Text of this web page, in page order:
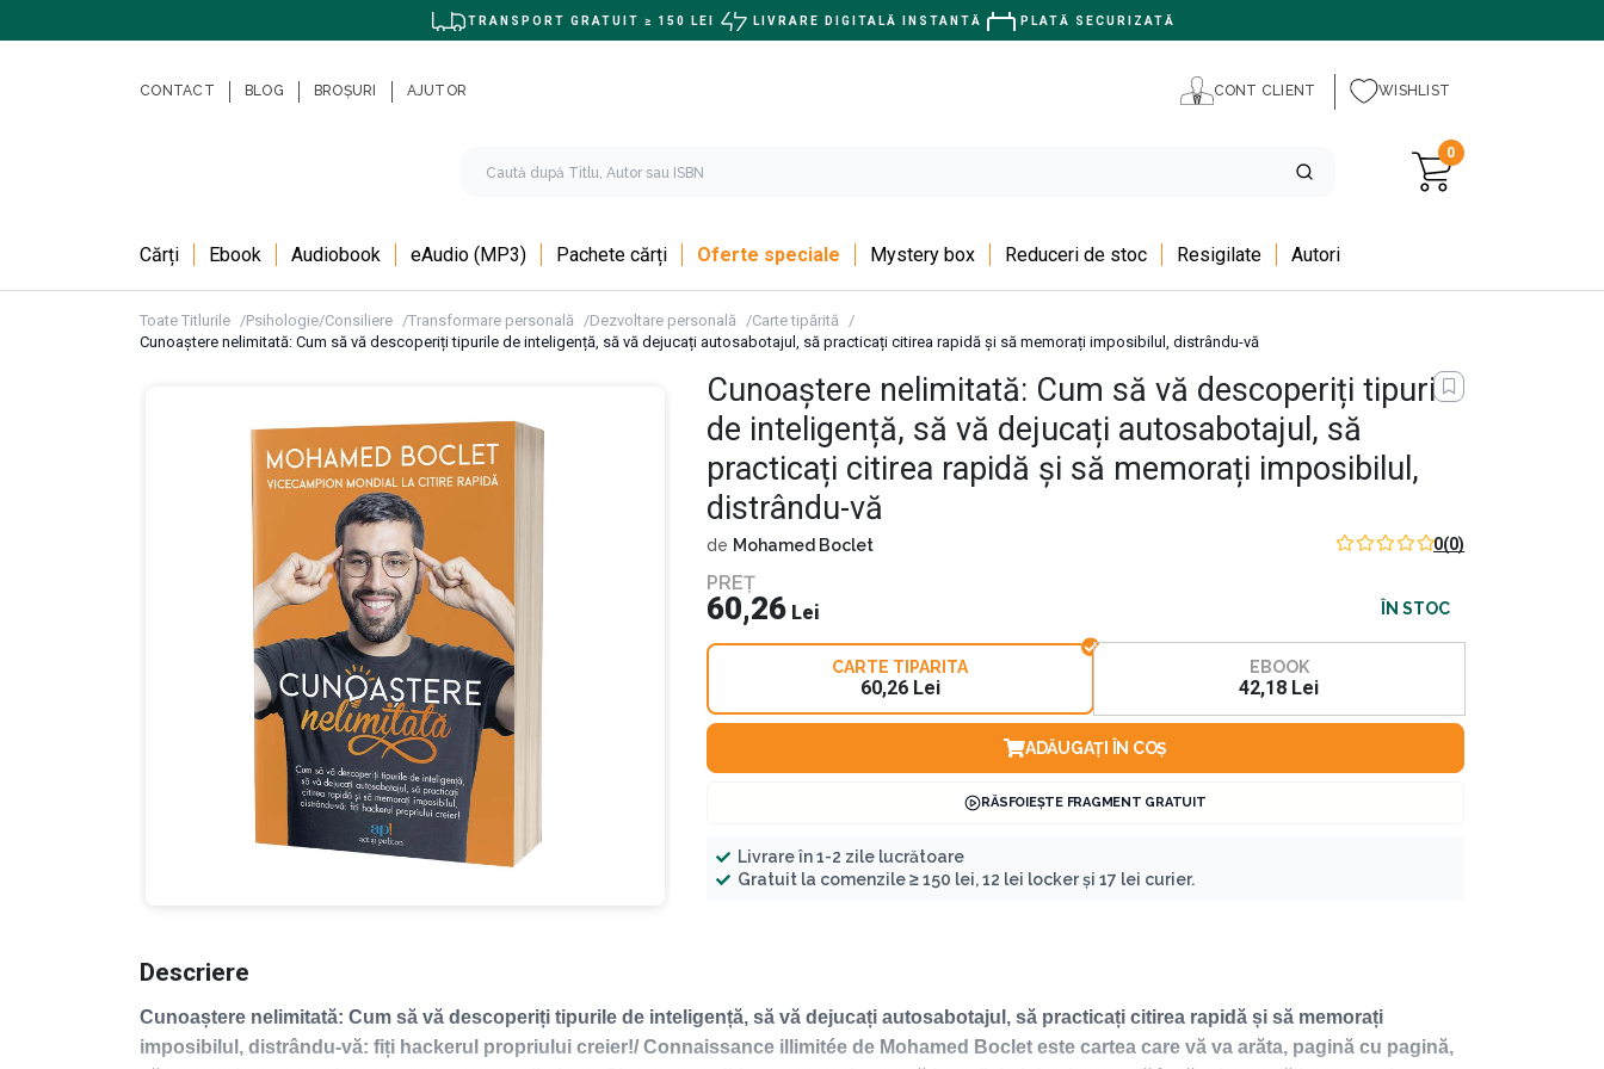
TRANSPORT GRATUIT ≥ 150 LEI LIVRARE DIGITALĂ INSTANTĂ PLATĂ SECURIZATĂ
CONTACT BLOG BROȘURI AJUTOR CONT CLIENT WISHLIST
0
Cărți Ebook Audiobook eAudio (MP3) Pachete cărți Oferte speciale Mystery box Reduceri de stoc Resigilate Autori
Toate Titlurile Psihologie/Consiliere Transformare personală Dezvoltare personală
Carte tipărită
Cunoaștere nelimitată: Cum să vă descoperiți tipurile de inteligență, să vă dejucați autosabotajul, să practicați citirea rapidă și să memorați imposibilul, distrându-vă
Cunoaștere nelimitată: Cum să vă descoperiți tipurile
de inteligență, să vă dejucați autosabotajul, să
practicați citirea rapidă și să memorați imposibilul,
distrându-vă
de Mohamed Boclet 0(0)
PREȚ
60,26 Lei ÎN STOC
CARTE TIPARITA
60,26 Lei
EBOOK
42,18 Lei
ADĂUGAȚI ÎN COȘ
RĂSFOIEȘTE FRAGMENT GRATUIT
Livrare în 1-2 zile lucrătoare
Gratuit la comenzile ≥ 150 lei, 12 lei locker și 17 lei curier.
Descriere
Cunoaștere nelimitată: Cum să vă descoperiți tipurile de inteligență, să vă dejucați autosabotajul, să practicați citirea rapidă și să memorați
imposibilul, distrându-vă: fiți hackerul propriului creier!/ Connaissance illimitée de Mohamed Boclet este cartea care vă va arăta, pagină cu pagină,